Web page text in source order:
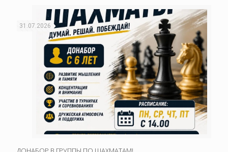
31.07.2026